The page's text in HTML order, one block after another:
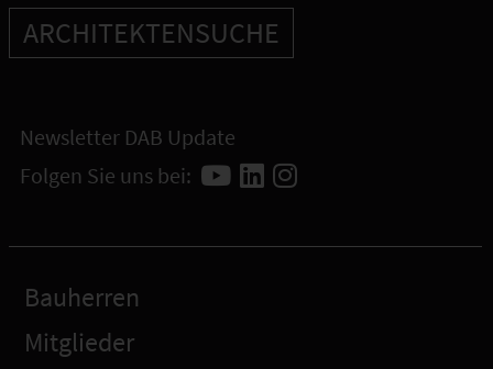
ARCHITEKTENSUCHE
Newsletter DAB Update
Folgen Sie uns bei:
Bauherren
Mitglieder